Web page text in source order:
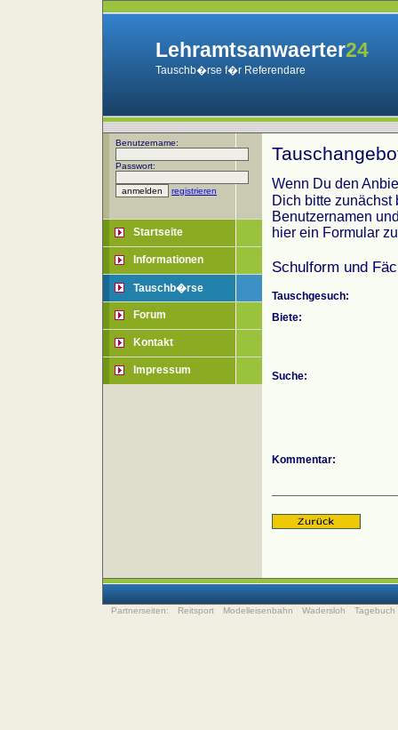
Lehramtsanwaerter24
Tauschb�rse f�r Referendare
Benutzername:
Passwort:
registrieren
Startseite
Informationen
Tauschb�rse
Forum
Kontakt
Impressum
Wenn Du den
Dich bitte zunächst
Benutzernamen
hier ein Formular
Schulform und
Tauschgesuch:
Biete:
Suche:
Kommentar:
Partnerseiten: Reitsport Modelleisenbahn Wadersloh Tagebuch